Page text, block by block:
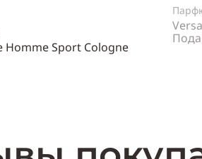
Homme Sport Cologne